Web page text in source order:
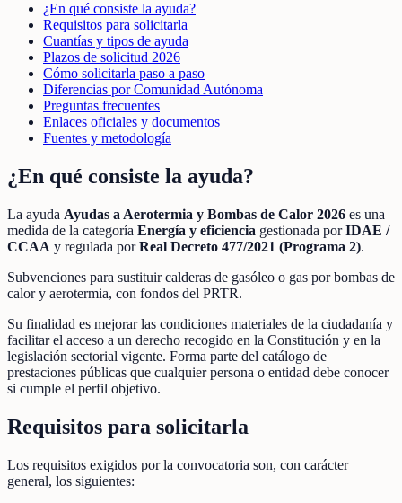
¿En qué consiste la ayuda?
Requisitos para solicitarla
Cuantías y tipos de ayuda
Plazos de solicitud 2026
Cómo solicitarla paso a paso
Diferencias por Comunidad Autónoma
Preguntas frecuentes
Enlaces oficiales y documentos
Fuentes y metodología
¿En qué consiste la ayuda?
La ayuda Ayudas a Aerotermia y Bombas de Calor 2026 es una
medida de la categoría Energía y eficiencia gestionada porIDAE /
CCAA y regulada porReal Decreto 477/2021 (Programa 2).
Subvenciones para sustituir calderas de gasóleo o gas por bombas de
calor y aerotermia, con fondos del PRTR.
Su finalidad es mejorar las condiciones materiales de la ciudadanía y
facilitar el acceso a un derecho recogido en la Constitución y en la
legislación sectorial vigente. Forma parte del catálogo de
prestaciones públicas que cualquier persona o entidad debe conocer
si cumple el perfil objetivo.
Requisitos para solicitarla
Los requisitos exigidos por la convocatoria son, con carácter
general, los siguientes: